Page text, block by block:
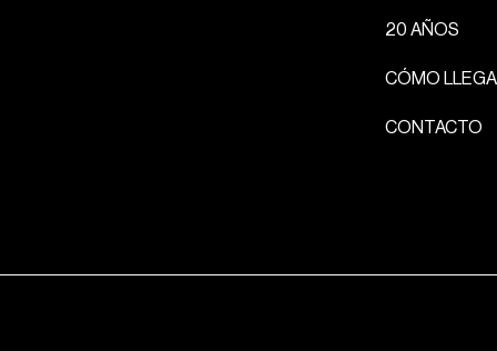
20 AÑOS
CÓMO
CONTACTO